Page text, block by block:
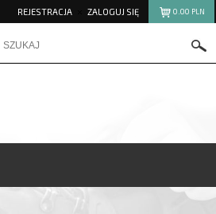
0.00 PLN
REJESTRACJA ZALOGUJ SIĘ